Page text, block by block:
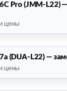
Pro (JMM-L22)
цены
(DUA-L22) —
цены